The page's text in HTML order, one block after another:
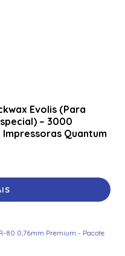
Evolis (Para
– 3000
Quantum